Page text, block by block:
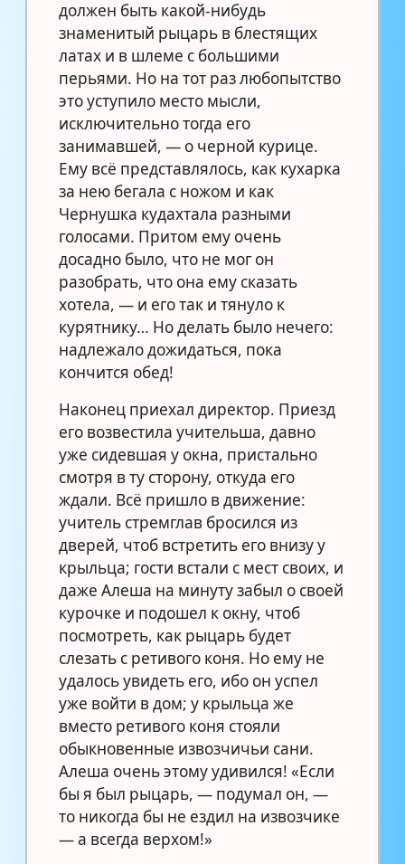
должен быть какой-нибудь
знаменитый рыцарь в блестящих
латах и в шлеме с большими
перьями. Но на тот раз любопытство
это уступило место мысли,
исключительно тогда его
занимавшей, — о черной курице.
Ему всё представлялось, как кухарка
за нею бегала с ножом и как
Чернушка кудахтала разными
голосами. Притом ему очень
досадно было, что не мог он
разобрать, что она ему сказать
хотела, — и его так и тянуло к
курятнику… Но делать было нечего:
надлежало дожидаться, пока
кончится обед!
Наконец приехал директор. Приезд
его возвестила учительша, давно
уже сидевшая у окна, пристально
смотря в ту сторону, откуда его
ждали. Всё пришло в движение:
учитель стремглав бросился из
дверей, чтоб встретить его внизу у
крыльца; гости встали с мест своих, и
даже Алеша на минуту забыл о своей
курочке и подошел к окну, чтоб
посмотреть, как рыцарь будет
слезать с ретивого коня. Но ему не
удалось увидеть его, ибо он успел
уже войти в дом; у крыльца же
вместо ретивого коня стояли
обыкновенные извозчичьи сани.
Алеша очень этому удивился! «Если
бы я был рыцарь, — подумал он, —
то никогда бы не ездил на извозчике
— а всегда верхом!»